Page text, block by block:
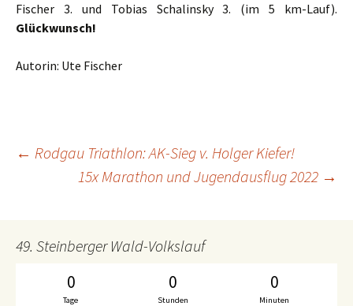
Fischer 3. und Tobias Schalinsky 3. (im 5 km-Lauf).
Glückwunsch!
Autorin: Ute Fischer
Beitrags-
← Rodgau Triathlon: AK-Sieg v. Holger Kiefer!
15x Marathon und Jugendausflug 2022 →
49. Steinberger Wald-Volkslauf
0
Tage
0
Stunden
0
Minuten